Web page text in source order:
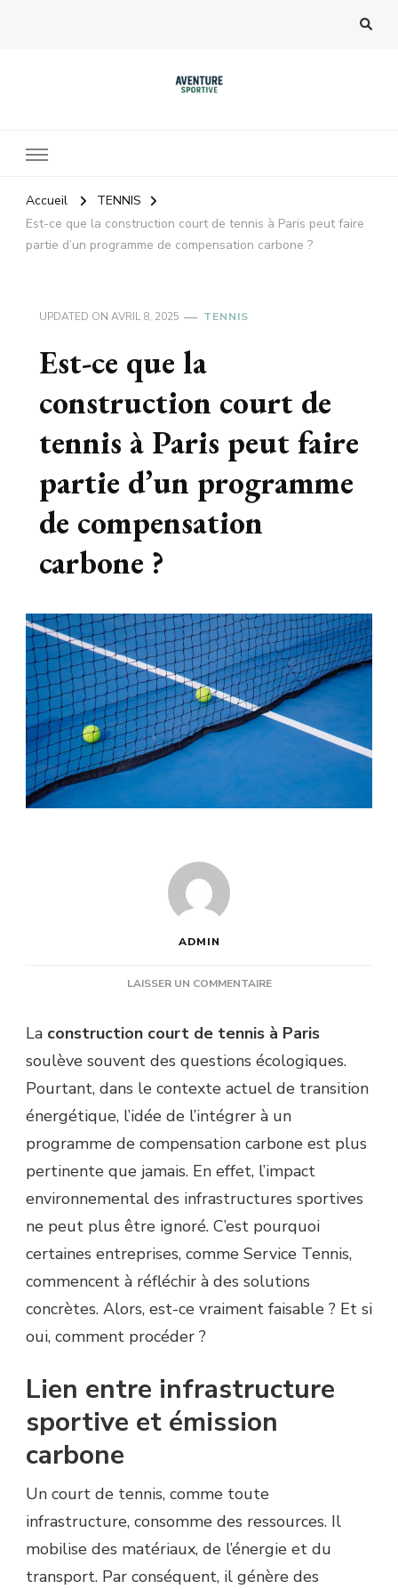
Accueil
TENNIS
Est-ce que la construction court de tennis à Paris peut faire
partie d’un programme de compensation carbone ?
UPDATED ON AVRIL 8, 2025 TENNIS
Est-ce que la
construction court de
tennis à Paris peut faire
partie d’un programme
de compensation
carbone ?
ADMIN
LAISSER UN COMMENTAIRESUR
QUE
LA
COURT
DE
À
PARIS
FAIRE
PARTIE
D’UN
PROGRAMME
DE
COMPENSATION
CARBONE
La construction court de tennis à Paris
soulève souvent des questions écologiques.
Pourtant, dans le contexte actuel de transition
énergétique, l’idée de l’intégrer à un
programme de compensation carbone est plus
pertinente que jamais. En effet, l’impact
environnemental des infrastructures sportives
ne peut plus être ignoré. C’est pourquoi
certaines entreprises, comme Service Tennis,
commencent à réfléchir à des solutions
concrètes. Alors, est-ce vraiment faisable ? Et si
oui, comment procéder ?
Lien entre infrastructure
sportive et émission
carbone
Un court de tennis, comme toute
infrastructure, consomme des ressources. Il
mobilise des matériaux, de l’énergie et du
transport. Par conséquent, il génère des